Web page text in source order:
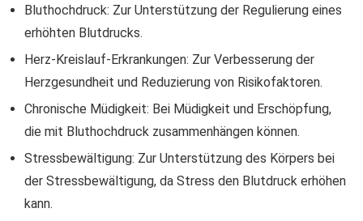
Bluthochdruck: Zur Unterstützung der Regulierung eines
erhöhten Blutdrucks.
Herz-Kreislauf-Erkrankungen: Zur Verbesserung der
Herzgesundheit und Reduzierung von Risikofaktoren.
Chronische Müdigkeit: Bei Müdigkeit und Erschöpfung,
die mit Bluthochdruck zusammenhängen können.
Stressbewältigung: Zur Unterstützung des Körpers bei
der Stressbewältigung, da Stress den Blutdruck erhöhen
kann.